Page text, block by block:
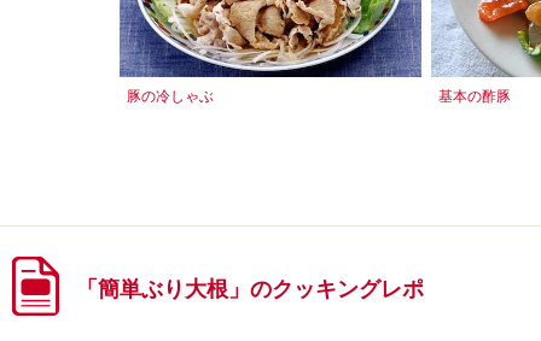
豚の冷しゃぶ 基本の酢豚
「簡単ぶり大根」のクッキングレポ